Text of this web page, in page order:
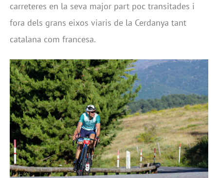
carreteres en la seva major part poc transitades i
fora dels grans eixos viaris de la Cerdanya tant
catalana com francesa.